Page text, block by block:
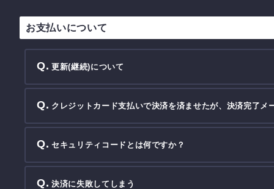
お支払いについて
更新(継続)について
クレジットカード支払いで決済を済ませたが、決済完了メ
セキュリティコードとは何ですか？
決済に失敗してしまう